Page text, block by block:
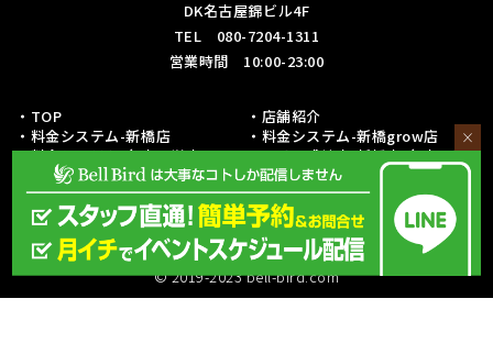
DK名古屋錦ビル4F
TEL 080-7204-1311
営業時間 10:00-23:00
・TOP
・店舗紹介
・料金システム-新橋店
・料金システム-新橋grow店
・料金システム-名古屋栄店
・フリー成績表-新橋店/名古屋栄
店
・各種リーグ戦成績表-新橋店
・各種リーグ戦成績表-名古屋栄店
・初心者の方への取り組み
・予約・お問い合わせ
・採用情報
・サイトマップ
© 2019-2023 bell-bird.com
×